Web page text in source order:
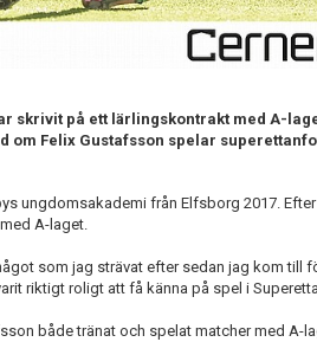
skrivit på ett lärlingskontrakt med A-
om Felix Gustafsson spelar
ungdomsakademi från Elfsborg 2017.
A-laget.
som jag strävat efter sedan jag kom till
riktigt roligt att få känna på spel i
både tränat och spelat matcher med A-